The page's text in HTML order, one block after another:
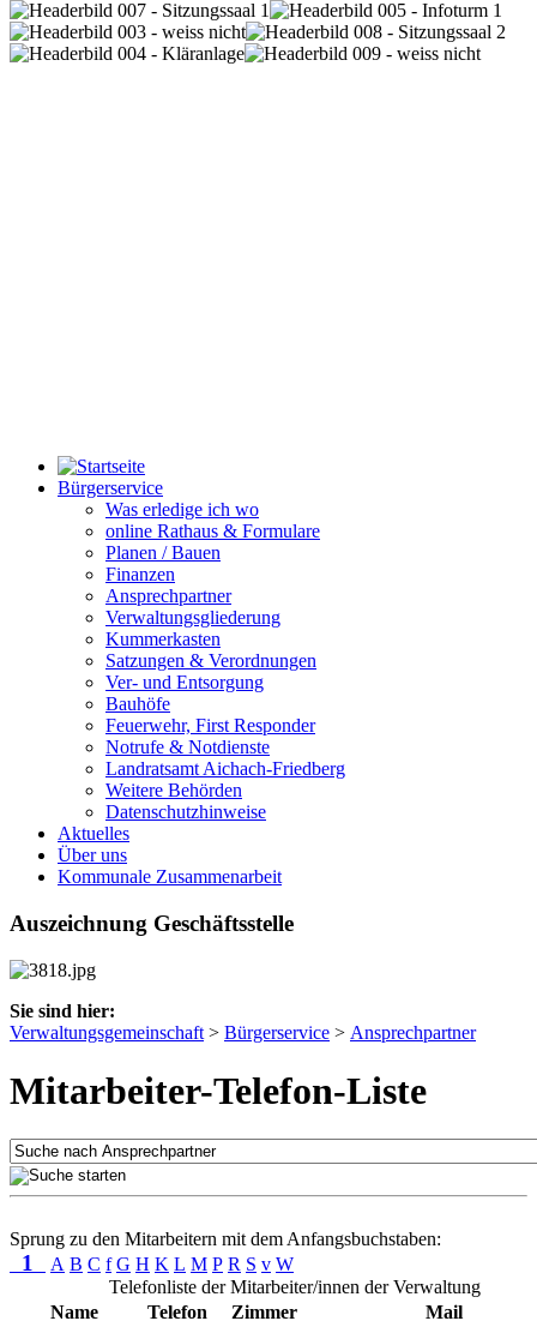
Bürgerservice
Was erledige ich wo
online Rathaus & Formulare
Planen / Bauen
Finanzen
Ansprechpartner
Verwaltungsgliederung
Kummerkasten
Satzungen & Verordnungen
Ver- und Entsorgung
Bauhöfe
Feuerwehr, First Responder
Notrufe & Notdienste
Landratsamt Aichach-Friedberg
Weitere Behörden
Datenschutzhinweise
Aktuelles
Über uns
Kommunale Zusammenarbeit
Auszeichnung Geschäftsstelle
Sie sind hier:
Verwaltungsgemeinschaft > Bürgerservice > Ansprechpartner
Mitarbeiter-Telefon-Liste
Sprung zu den Mitarbeitern mit dem Anfangsbuchstaben:
1 A B C f G H K L M P R S v W
Telefonliste der Mitarbeiter/innen der Verwaltung
Name
Telefon Zimmer Mail